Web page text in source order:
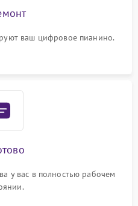
ваш цифровое пианино.
у вас в полностью рабочем